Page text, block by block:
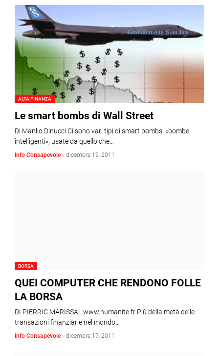
ALTA FINANZA
Le smart bombs di Wall Street
Di Manlio Dinucci Ci sono vari tipi di smart bombs, «bombe
intelligenti», usate da quello che…
Info Consapevole - dicembre 19, 2011
BORSA
QUEI COMPUTER CHE RENDONO FOLLE
LA BORSA
DI PIERRIC MARISSAL www.humanite.fr Più della metà delle
transazioni finanziarie nel mondo…
Info Consapevole - dicembre 17, 2011